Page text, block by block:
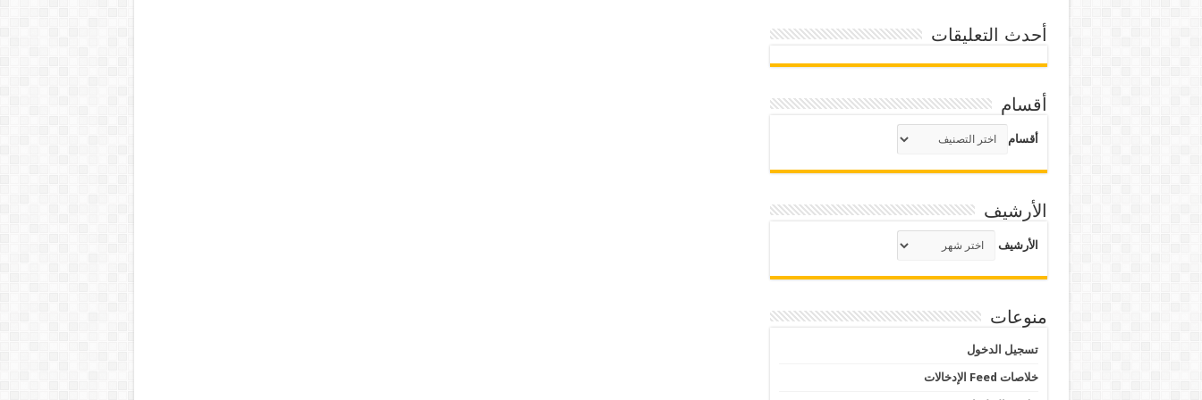
أحدث التعليقات
أقسام
أقسام
الأرشيف
الأرشيف
منوعات
تسجيل الدخول
خلاصات Feed الإدخالات